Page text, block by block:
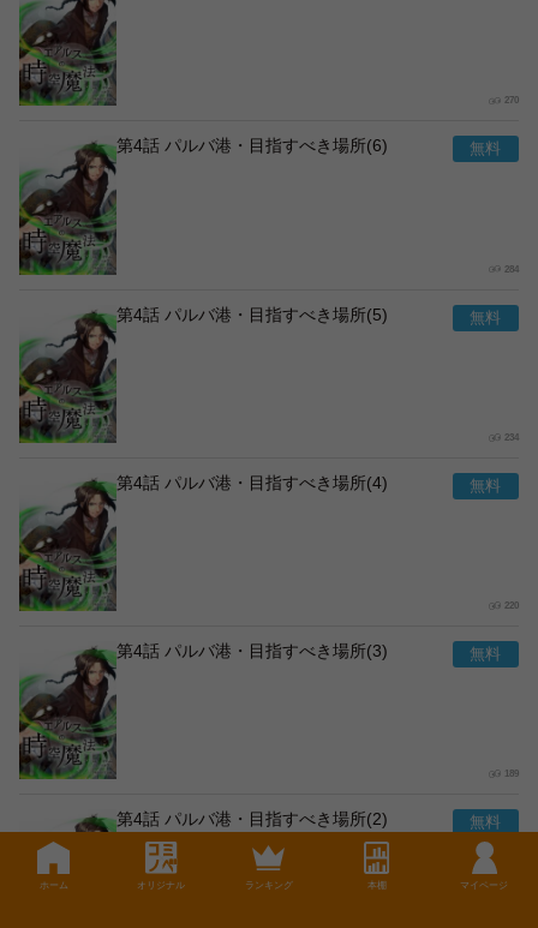
270
第4話 パルバ港・目指すべき場所(6)
284
第4話 パルバ港・目指すべき場所(5)
234
第4話 パルバ港・目指すべき場所(4)
220
第4話 パルバ港・目指すべき場所(3)
189
第4話 パルバ港・目指すべき場所(2)
ホーム オリジナル ランキング 本棚 マイページ